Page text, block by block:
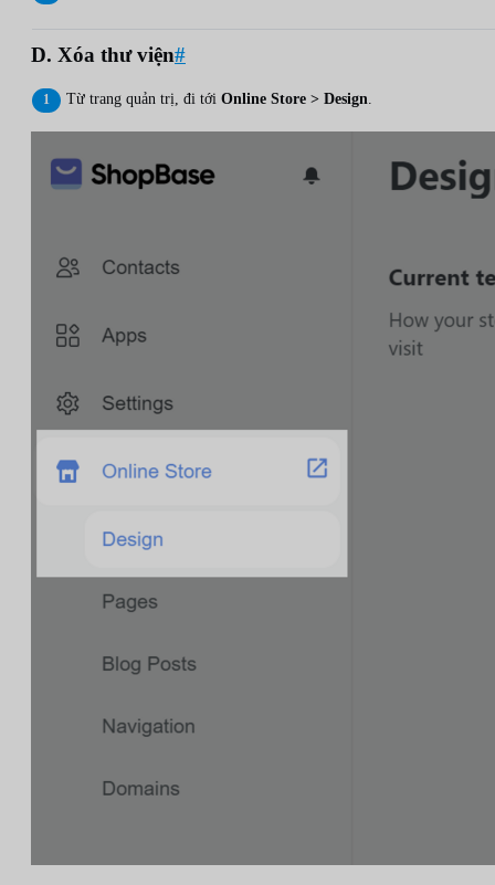
D. Xóa thư viện#
Từ trang quản trị, đi tới Online Store > Design.